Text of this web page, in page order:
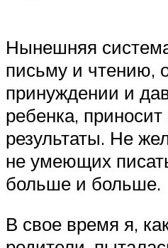
Нынешняя
письму и чтению,
принуждении и
ребенка,
результаты. Не
не умеющих
больше и больше.
В свое время я,